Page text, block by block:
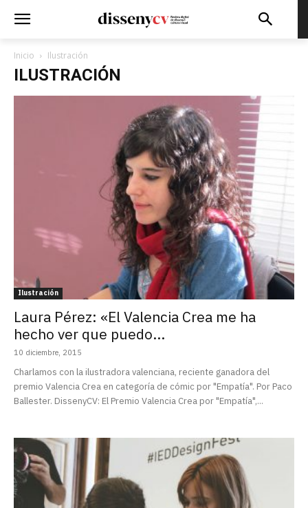
Inicio Ilustración
ILUSTRACIÓN
Ilustración
Laura Pérez: «El Valencia Crea me ha
hecho ver que puedo...
10 diciembre, 2015
Charlamos con la ilustradora valenciana, reciente ganadora del
premio Valencia Crea en categoría de cómic por "Empatía". Por Paco
Ballester. DissenyCV: El Premio Valencia Crea por "Empatía",...